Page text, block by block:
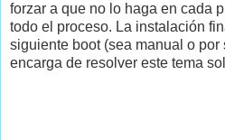
forzar a que no lo haga en cada
todo el proceso. La instalación
siguiente boot (sea manual o por
encarga de resolver este tema